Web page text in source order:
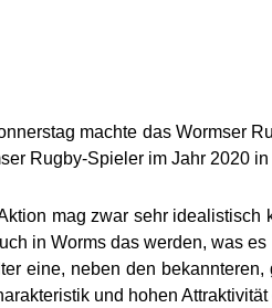
machte das Wormser
Rugby-Spieler im Jahr 2020
mag zwar sehr
in Worms das werden, was
eine, neben den
und hohen